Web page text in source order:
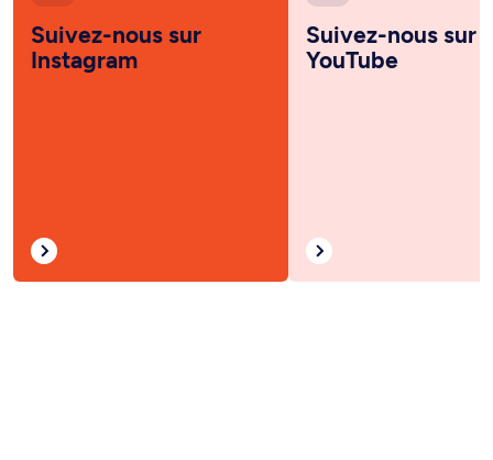
Suivez-nous sur
Instagram
Suivez-nous sur
YouTube